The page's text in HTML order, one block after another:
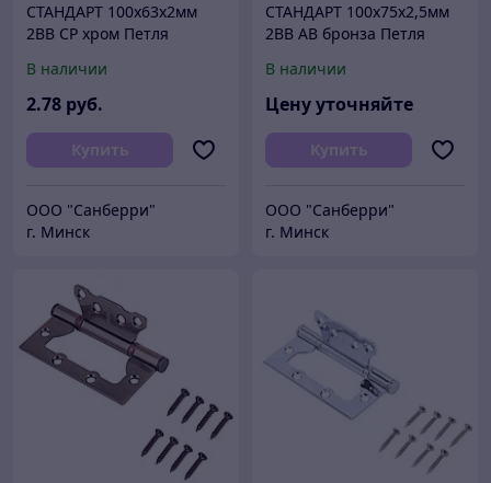
СТАНДАРТ 100х63х2мм
2BB CP хром Петля
шт (100,20)
В наличии
2.78 руб.
Купить
ООО "Санберри"
г. Минск
СТАНДАРТ 100х75х2,5мм
2BB AB бронза Петля
шт (100,20)
В наличии
Цену уточняйте
Купить
ООО "Санберри"
г. Минск